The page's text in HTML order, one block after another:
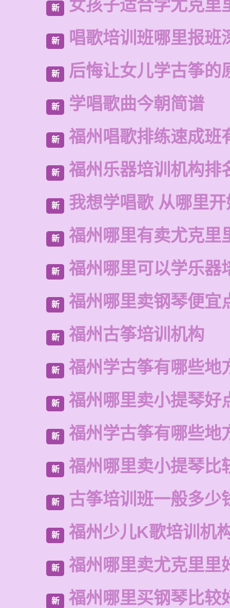
新 女孩子适合学尤克里
新 唱歌培训班哪里报班
新 后悔让女儿学古筝的
新 学唱歌曲今朝简谱
新 福州唱歌排练速成班
新 福州乐器培训机构排
新 我想学唱歌 从哪里开
新 福州哪里有卖尤克里
新 福州哪里可以学乐器
新 福州哪里卖钢琴便宜
新 福州古筝培训机构
新 福州学古筝有哪些地
新 福州哪里卖小提琴好
新 福州学古筝有哪些地
新 福州哪里卖小提琴比
新 古筝培训班一般多少
新 福州少儿K歌培训机
新 福州哪里卖尤克里里
新 福州哪里买钢琴比较